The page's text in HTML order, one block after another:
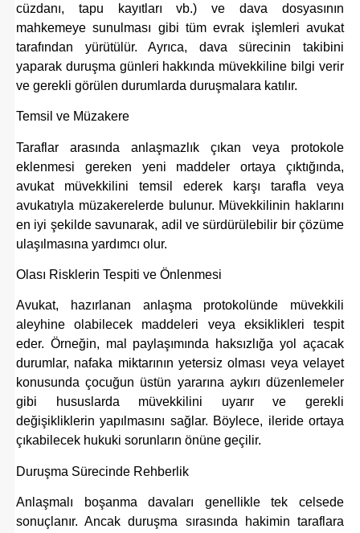
cüzdanı, tapu kayıtları vb.) ve dava dosyasının
mahkemeye sunulması gibi tüm evrak işlemleri avukat
tarafından yürütülür. Ayrıca, dava sürecinin takibini
yaparak duruşma günleri hakkında müvekkiline bilgi verir
ve gerekli görülen durumlarda duruşmalara katılır.
Temsil ve Müzakere
Taraflar arasında anlaşmazlık çıkan veya protokole
eklenmesi gereken yeni maddeler ortaya çıktığında,
avukat müvekkilini temsil ederek karşı tarafla veya
avukatıyla müzakerelerde bulunur. Müvekkilinin haklarını
en iyi şekilde savunarak, adil ve sürdürülebilir bir çözüme
ulaşılmasına yardımcı olur.
Olası Risklerin Tespiti ve Önlenmesi
Avukat, hazırlanan anlaşma protokolünde müvekkili
aleyhine olabilecek maddeleri veya eksiklikleri tespit
eder. Örneğin, mal paylaşımında haksızlığa yol açacak
durumlar, nafaka miktarının yetersiz olması veya velayet
konusunda çocuğun üstün yararına aykırı düzenlemeler
gibi hususlarda müvekkilini uyarır ve gerekli
değişikliklerin yapılmasını sağlar. Böylece, ileride ortaya
çıkabilecek hukuki sorunların önüne geçilir.
Duruşma Sürecinde Rehberlik
Anlaşmalı boşanma davaları genellikle tek celsede
sonuçlanır. Ancak duruşma sırasında hakimin taraflara